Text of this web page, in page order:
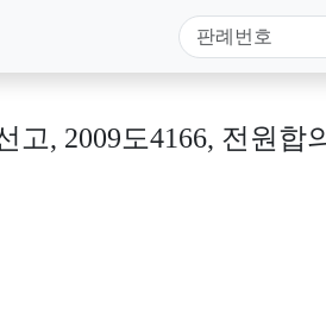
고, 2009도4166, 전원합